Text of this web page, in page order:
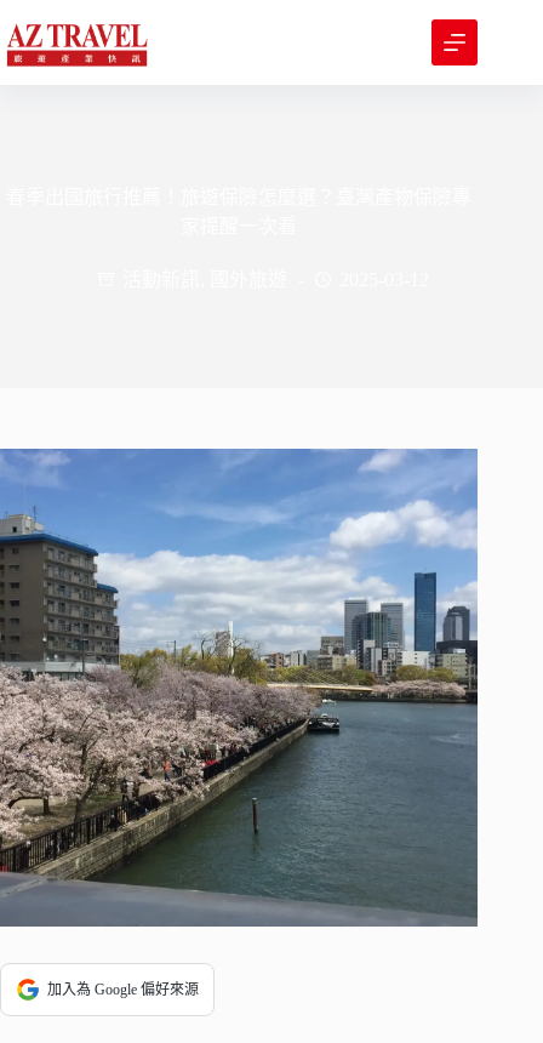
至
主
加入為 Google 偏好來源